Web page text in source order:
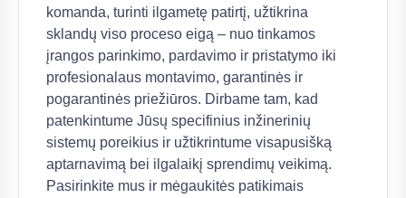
komanda, turinti ilgametę patirtį, užtikrina
sklandų viso proceso eigą – nuo tinkamos
įrangos parinkimo, pardavimo ir pristatymo iki
profesionalaus montavimo, garantinės ir
pogarantinės priežiūros. Dirbame tam, kad
patenkintume Jūsų specifinius inžinerinių
sistemų poreikius ir užtikrintume visapusišką
aptarnavimą bei ilgalaikį sprendimų veikimą.
Pasirinkite mus ir mėgaukitės patikimais